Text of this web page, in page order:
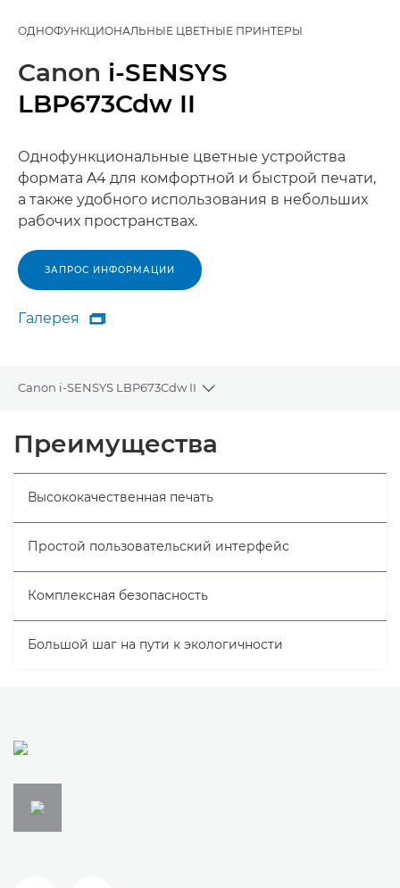
ОДНОФУНКЦИОНАЛЬНЫЕ ЦВЕТНЫЕ ПРИНТЕРЫ
Canon i-SENSYS
LBP673Cdw II
Однофункциональные цветные устройства
формата A4 для комфортной и быстрой печати,
а также удобного использования в небольших
рабочих пространствах.
ЗАПРОС ИНФОРМАЦИИ
Галерея
Галерея

Canon i-SENSYS LBP673Cdw II
Toggle breadcrumbs
Технические характеристики
Преимущества
Высококачественная печать
Простой пользовательский интерфейс
Комплексная безопасность
Большой шаг на пути к экологичности